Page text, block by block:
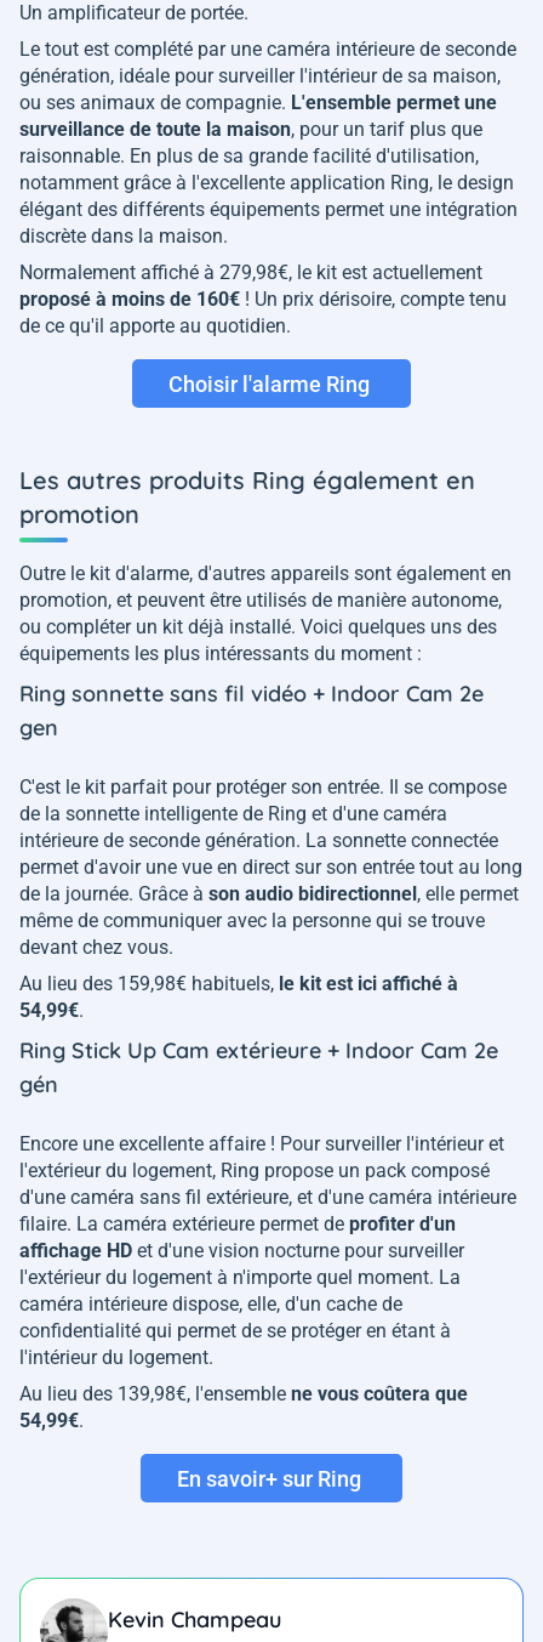
Un amplificateur de portée.
Le tout est complété par une caméra intérieure de seconde
génération, idéale pour surveiller l'intérieur de sa maison,
ou ses animaux de compagnie. L'ensemble permet une
surveillance de toute la maison, pour un tarif plus que
raisonnable. En plus de sa grande facilité d'utilisation,
notamment grâce à l'excellente application Ring, le design
élégant des différents équipements permet une intégration
discrète dans la maison.
Normalement affiché à 279,98€, le kit est actuellement
proposé à moins de 160€ ! Un prix dérisoire, compte tenu
de ce qu'il apporte au quotidien.
Choisir l'alarme Ring
Les autres produits Ring également en
promotion
Outre le kit d'alarme, d'autres appareils sont également en
promotion, et peuvent être utilisés de manière autonome,
ou compléter un kit déjà installé. Voici quelques uns des
équipements les plus intéressants du moment :
Ring sonnette sans fil vidéo + Indoor Cam 2e
gen
C'est le kit parfait pour protéger son entrée. Il se compose
de la sonnette intelligente de Ring et d'une caméra
intérieure de seconde génération. La sonnette connectée
permet d'avoir une vue en direct sur son entrée tout au long
de la journée. Grâce à son audio bidirectionnel , elle permet
même de communiquer avec la personne qui se trouve
devant chez vous.
Au lieu des 159,98€ habituels, le kit est ici affiché à
54,99€.
Ring Stick Up Cam extérieure + Indoor Cam 2e
gén
Encore une excellente affaire ! Pour surveiller l'intérieur et
l'extérieur du logement, Ring propose un pack composé
d'une caméra sans fil extérieure, et d'une caméra intérieure
filaire. La caméra extérieure permet de profiter d'un
affichage HD et d'une vision nocturne pour surveiller
l'extérieur du logement à n'importe quel moment. La
caméra intérieure dispose, elle, d'un cache de
confidentialité qui permet de se protéger en étant à
l'intérieur du logement.
Au lieu des 139,98€, l'ensemble ne vous coûtera que
54,99€.
En savoir+ sur Ring
Kevin Champeau